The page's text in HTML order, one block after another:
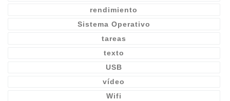
rendimiento
Sistema Operativo
tareas
texto
USB
vídeo
Wifi